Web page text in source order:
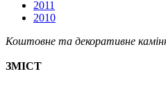
2011
2010
Коштовне та декоративне
ЗМІСТ